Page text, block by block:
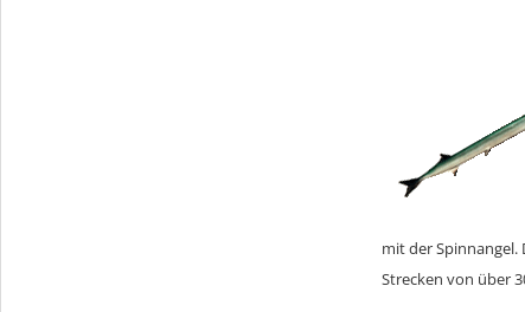
mit der Spinnangel.
Strecken von über